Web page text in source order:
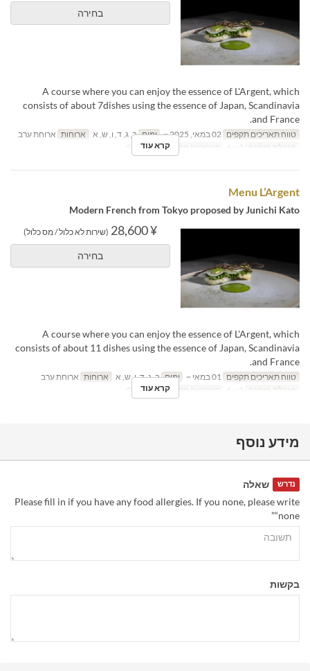
בחירה
A course where you can enjoy the essence of L'Argent, which
consists of about 7dishes using the essence of Japan, Scandinavia
and France.
טווח תאריכים תקפים ימים ב, ג, ד, ו, ש, א ארוחות ארוחת ערב
מגבלת הזמנה
קטגוריית מקום ダイニング
קרא עוד
Menu L’Argent
Modern French from Tokyo proposed by Junichi Kato
¥ 28,600 (שירות לא כלול / מס כלול)
בחירה
A course where you can enjoy the essence of L'Argent, which
consists of about 11 dishes using the essence of Japan, Scandinavia
and France.
טווח תאריכים תקפים ימים ב, ג, ד, ו, ש, א ארוחות ארוחת ערב
מגבלת הזמנה
קטגוריית מקום ダイニング
קרא עוד
מידע נוסף
שאלה נדרש
Please fill in if you have any food allergies. If you none, please write
“none”
בקשות